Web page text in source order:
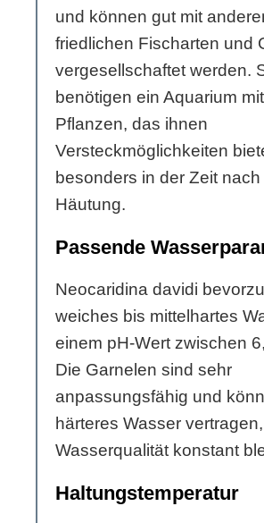
und können gut mit
friedlichen Fischarten und
vergesellschaftet werden.
benötigen ein Aquarium
Pflanzen, das ihnen
Versteckmöglichkeiten
besonders in der Zeit nach
Häutung.
Passende
Neocaridina davidi
weiches bis mittelhartes
einem pH-Wert zwischen
Die Garnelen sind sehr
anpassungsfähig und
härteres Wasser
Wasserqualität konstant
Haltungstemperatur